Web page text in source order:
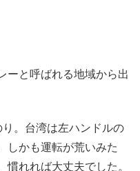
ーと呼ばれる地域から出
。台湾は左ハンドルの
しかも運転が荒いみた
れれば大丈夫でした。